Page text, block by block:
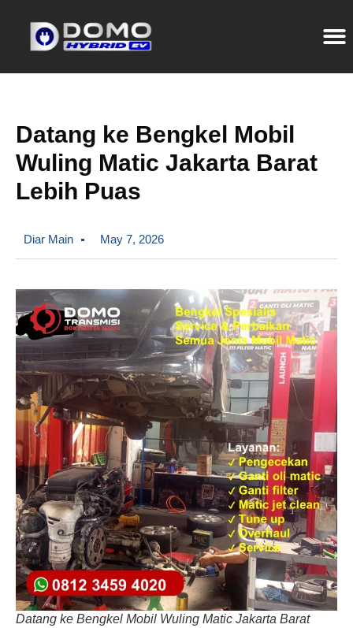
Datang ke Bengkel Mobil
Wuling Matic Jakarta Barat
Lebih Puas
Diar Main May 7, 2026
Datang ke Bengkel Mobil Wuling Matic Jakarta Barat